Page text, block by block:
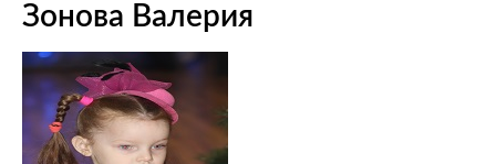
Зонова Валерия